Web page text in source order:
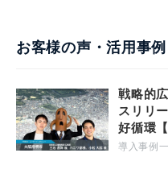
お客様の声・活用事例
戦略的
スリリ
好循環
導入事例